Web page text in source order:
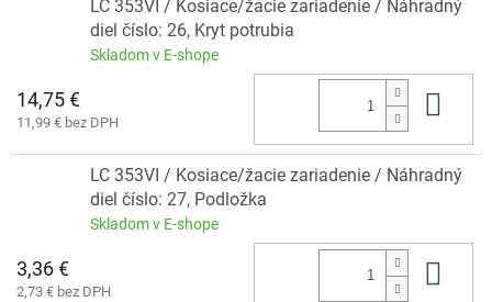
LC 353VI / Kosiace/žacie zariadenie / Náhradný
diel číslo: 26, Kryt potrubia
Skladom v E-shope
14,75 €
11,99 € bez DPH
LC 353VI / Kosiace/žacie zariadenie / Náhradný
diel číslo: 27, Podložka
Skladom v E-shope
3,36 €
2,73 € bez DPH